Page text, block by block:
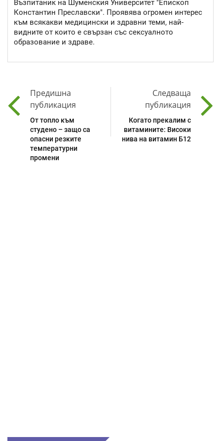
Възпитаник на Шуменския Университет "Епископ
Константин Преславски". Проявява огромен интерес
към всякакви медицински и здравни теми, най-
видните от които е свързан със сексуалното
образование и здраве.
Предишна
публикация
От топло към
студено – защо са
опасни резките
температурни
промени
Следваща
публикация
Когато прекалим с
витамините: Високи
нива на витамин Б12